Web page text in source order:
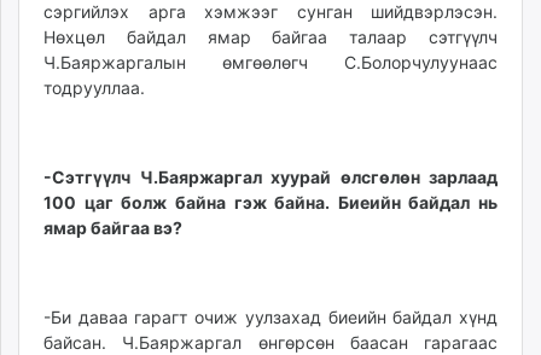
unegui.mn
assa.mn
unread.today
сэргийлэх арга хэмжээг сунган шийдвэрлэсэн.
Нөхцөл байдал ямар байгаа талаар сэтгүүлч
Ч.Баяржаргалын өмгөөлөгч С.Болорчулуунаас
тодрууллаа.
-Сэтгүүлч Ч.Баяржаргал хуурай өлсгөлөн зарлаад
100 цаг болж байна гэж байна. Биеийн байдал нь
ямар байгаа вэ?
-Би даваа гарагт очиж уулзахад биеийн байдал хүнд
байсан. Ч.Баяржаргал өнгөрсөн баасан гарагаас